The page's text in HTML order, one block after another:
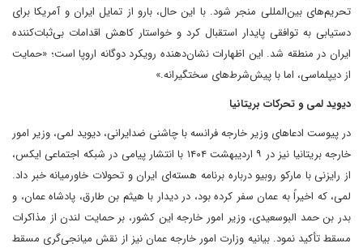
تحریم‌های بین‌المللی منجر شود. با این حال، بارو از تمایل ایران و آمریکا برای
دستیابی به توافقی پایدار استقبال کرد و خواستار کاهش اقدامات بی‌ثبات‌کننده
ایران در منطقه شد. این اظهارات نشان‌دهنده رویکرد دوگانه اروپا است؛ «حمایت
از دیپلماسی، اما با پیش‌شرط‌های سختگیرانه.»
دیوید لمی و تحرکات بریتانیا
در پیوست ادعاهای وزیر خارجه فرانسه با چاشنی ضدایرانی، دیوید لمی، وزیر امور
خارجه بریتانیا نیز در ۹ اردیبهشت ۱۴۰۴ با انتشار پیامی در شبکه اجتماعی ایکس،
از رایزنی با مارکو روبیو درباره برنامه هسته‌ای ایران و تحولات خاورمیانه خبر داد.
لمی، که اخیراً به عمان سفر کرده بود، در دیدار با هیثم بن طارق، پادشاه عمان، و
بدر بن حمد البوسعیدی، وزیر امور خارجه این کشور، بر حمایت لندن از مذاکرات
مسقط تأکید نمود. بیانیه وزارت امور خارجه عمان نیز از نقش میانجی‌گری مسقط